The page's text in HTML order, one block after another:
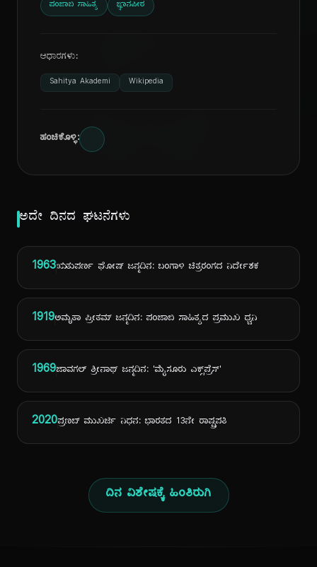
ದಿ
ಪಂಜಾಬಿ ಸಾಹಿತ್ಯ ಜ್ಞಾನಪೀಠ
ಆಧಾರಗಳು:
Sahitya Akademi Wikipedia
ಹಂಚಿಕೊಳ್ಳಿ:
ಅದೇ ದಿನದ ಘಟನೆಗಳು
1963ಋತುಪರ್ಣ ಘೋಷ್ ಜನ್ಮದಿನ: ಬಂಗಾಳಿ ಚಿತ್ರರಂಗದ ನಿರ್ದೇಶಕ
1919ಅಮೃತಾ ಪ್ರೀತಮ್ ಜನ್ಮದಿನ: ಪಂಜಾಬಿ ಸಾಹಿತ್ಯದ ಪ್ರಮುಖ ಧ್ವನಿ
1969ಜಾವಗಲ್ ಶ್ರೀನಾಥ್ ಜನ್ಮದಿನ: 'ಮೈಸೂರು ಎಕ್ಸ್‌ಪ್ರೆಸ್'
2020ಪ್ರಣಬ್ ಮುಖರ್ಜಿ ನಿಧನ: ಭಾರತದ 13ನೇ ರಾಷ್ಟ್ರಪತಿ
ದಿನ ವಿಶೇಷಕ್ಕೆ ಹಿಂತಿರುಗಿ